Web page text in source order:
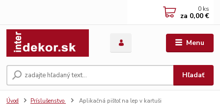
Menu
Hľadať
0 ks
za 0,00 €
Úvod Príslušenstvo Aplikačná pištoľ na lep v kartuši